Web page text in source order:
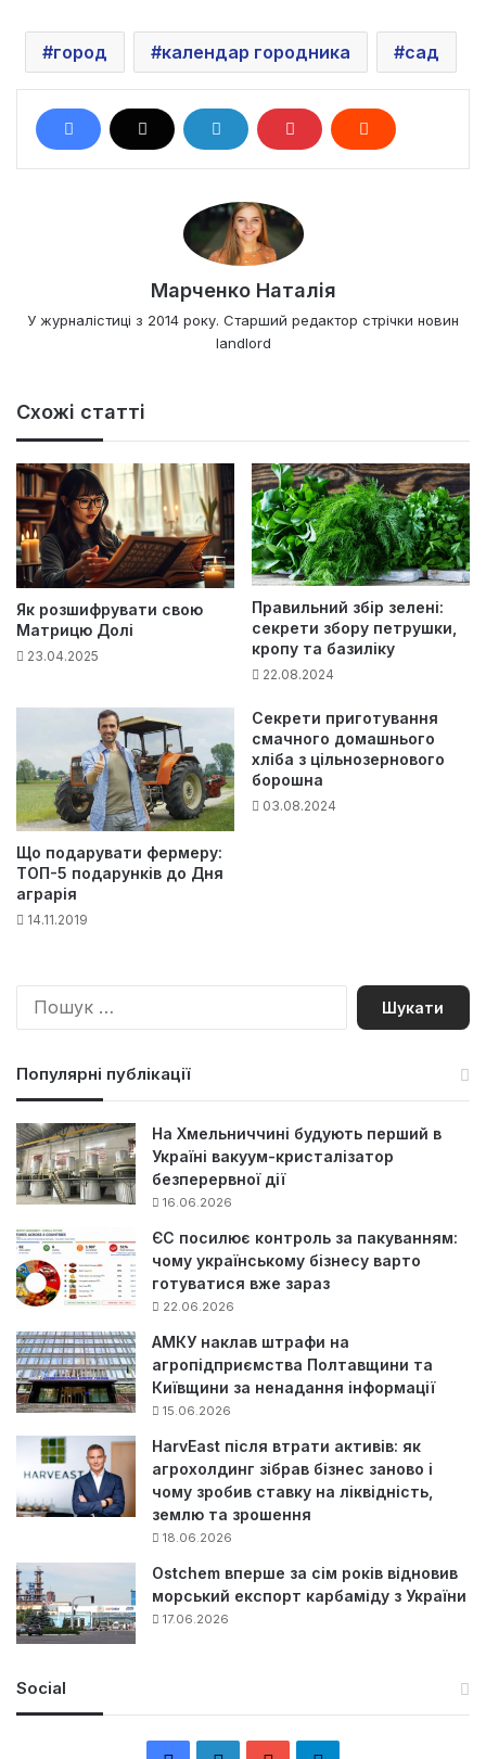
город календар городника сад
Марченко Наталія
У журналістиці з 2014 року. Старший редактор стрічки новин
landlord
Схожі статті
Як розшифрувати свою
Матрицю Долі
23.04.2025
Правильний збір зелені:
секрети збору петрушки,
кропу та базиліку
22.08.2024
Що подарувати фермеру:
ТОП-5 подарунків до Дня
аграрія
14.11.2019
Секрети приготування
смачного домашнього
хліба з цільнозернового
борошна
03.08.2024
П
Популярні публікації
На Хмельниччині будують перший в
Україні вакуум-кристалізатор
безперервної дії
16.06.2026
ЄС посилює контроль за пакуванням:
чому українському бізнесу варто
готуватися вже зараз
22.06.2026
АМКУ наклав штрафи на
агропідприємства Полтавщини та
Київщини за ненадання інформації
15.06.2026
HarvEast після втрати активів: як
агрохолдинг зібрав бізнес заново і
чому зробив ставку на ліквідність,
землю та зрошення
18.06.2026
Ostchem вперше за сім років відновив
морський експорт карбаміду з України
17.06.2026
Social